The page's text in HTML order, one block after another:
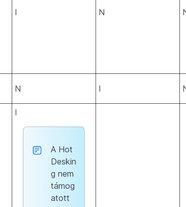
I N
N I
I
A Hot
Deskin
g nem
támog
atott